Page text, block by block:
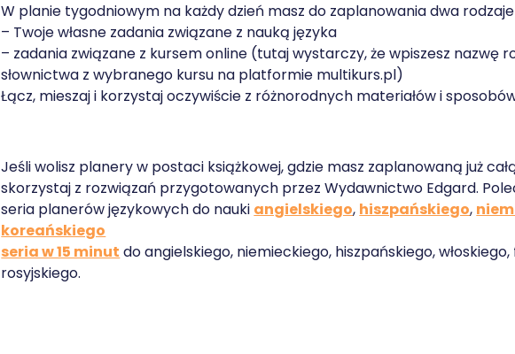
W planie tygodniowym na każdy dzień masz do zaplanowania dwa
– Twoje własne zadania związane z nauką języka
– zadania związane z kursem online (tutaj wystarczy, że wpiszesz nazwę
słownictwa z wybranego kursu na platformie multikurs.pl)
Łącz, mieszaj i korzystaj oczywiście z różnorodnych materiałów i
Jeśli wolisz planery w postaci książkowej, gdzie masz zaplanowaną już
skorzystaj z rozwiązań przygotowanych przez Wydawnictwo Edgard.
seria planerów językowych do nauki angielskiego, hiszpańskiego,
koreańskiego
seria w 15 minut do angielskiego, niemieckiego, hiszpańskiego,
rosyjskiego.